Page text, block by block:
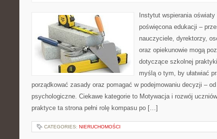
Instytut wspierania
poświęcona edukacji –
nauczyciele, dyrektorzy,
oraz opiekunowie mogą
dotyczące szkolnej
myślą o tym, by ułatwiać
porządkować zasady oraz pomagać w podejmowaniu decyzji –
psychologiczne. Ciekawe kategorie to Motywacja i rozwój
praktyce ta strona pełni rolę kompasu po […]
CATEGORIES: NIERUCHOMOŚCI